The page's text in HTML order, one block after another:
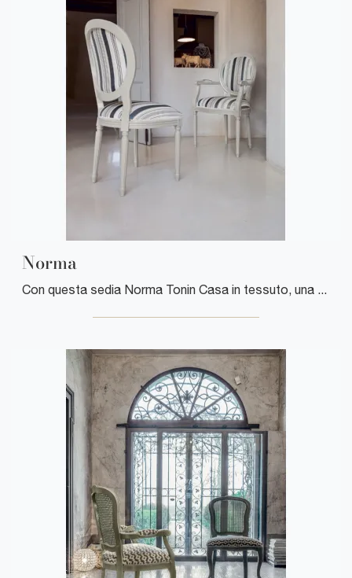
Norma
Con questa sedia Norma Tonin Casa in tessuto, una delle nostre sedute fisse classiche, potrai arricchire i tuoi spazi.